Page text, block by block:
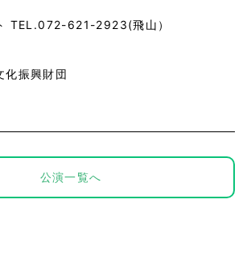
TEL.072-621-2923(飛山）
化振興財団
公演一覧へ